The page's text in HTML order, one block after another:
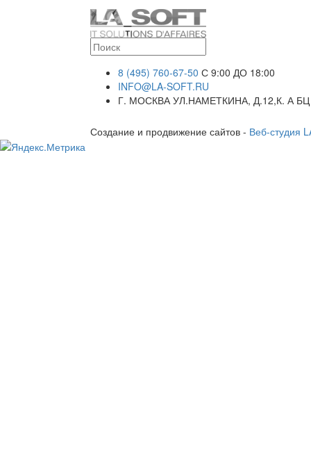
8 (495) 760-67-50 С 9:00 ДО 18:00
INFO@LA-SOFT.RU
Г. МОСКВА УЛ.НАМЕТКИНА, Д.12,К. А
Создание и продвижение сайтов - Веб-студия